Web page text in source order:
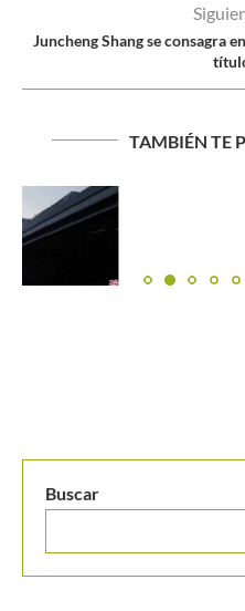
Juncheng Shang se consagra
TAMBIÉN TE